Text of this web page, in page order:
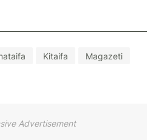
Kitaifa
Magazeti
Advertisement